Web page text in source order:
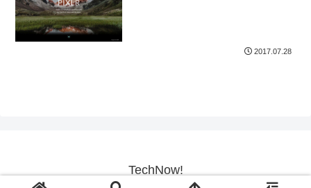
2017.07.28
TechNow!